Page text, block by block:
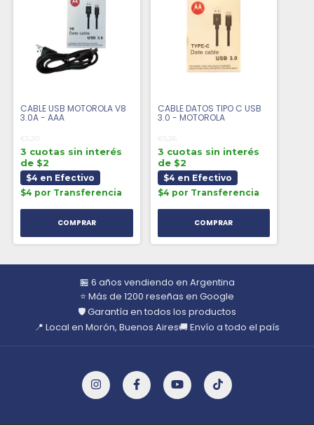
CABLE USB MOTOROLA V8
3.0A - AAA
€5,20
3 cuotas sin interés
de $2
$4 en Efectivo
$4 por Transferencia
CABLE DATOS TIPO C USB
3.0 - MOTOROLA
€5,26
3 cuotas sin interés
de $2
$4 en Efectivo
$4 por Transferencia
🏪 6 años vendiendo en Argentina
⭐ Más de 1200 reseñas en Google
🛡️ Garantía en todos los productos
📍 Local en Morón, Buenos Aires🚚 Envío a todo el país